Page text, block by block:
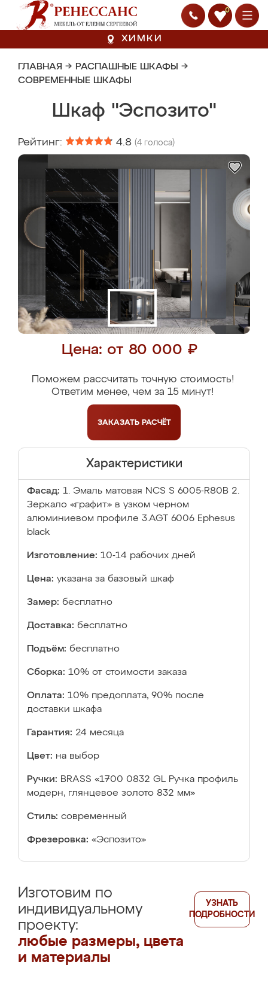
0
ХИМКИ
ГЛАВНАЯ → РАСПАШНЫЕ ШКАФЫ →
СОВРЕМЕННЫЕ ШКАФЫ
Шкаф "Эспозито"
Рейтинг: 4.8 (4 голоса)
Цена: от 80 000 ₽
Поможем рассчитать точную стоимость!
Ответим менее, чем за 15 минут!
ЗАКАЗАТЬ РАСЧЁТ
Характеристики
Фасад: 1. Эмаль матовая NCS S 6005-R80B 2.
Зеркало «графит» в узком черном
алюминиевом профиле 3.AGT 6006 Ephesus
black
Изготовление: 10-14 рабочих дней
Цена: указана за базовый шкаф
Замер: бесплатно
Доставка: бесплатно
Подъём: бесплатно
Сборка: 10% от стоимости заказа
Оплата: 10% предоплата, 90% после
доставки шкафа
Гарантия: 24 месяца
Цвет: на выбор
Ручки: BRASS «1700 0832 GL Ручка профиль
модерн, глянцевое золото 832 мм»
Стиль: современный
Фрезеровка: «Эспозито»
Изготовим по
индивидуальному
проекту:
любые размеры, цвета
и материалы
УЗНАТЬ
ПОДРОБНОСТИ